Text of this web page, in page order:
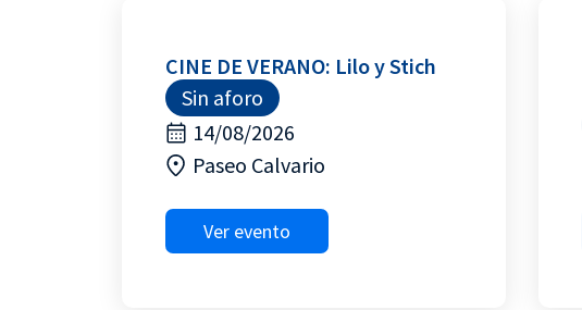
CINE DE VERANO: Lilo y Stich
Sin aforo
14/08/2026
Paseo Calvario
Ver evento